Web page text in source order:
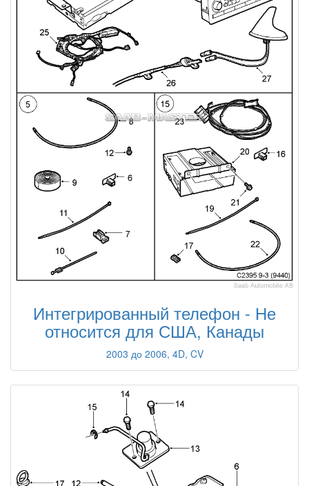
Интегрированный телефон - Не
относится для США, Канады
2003 до 2006, 4D, CV